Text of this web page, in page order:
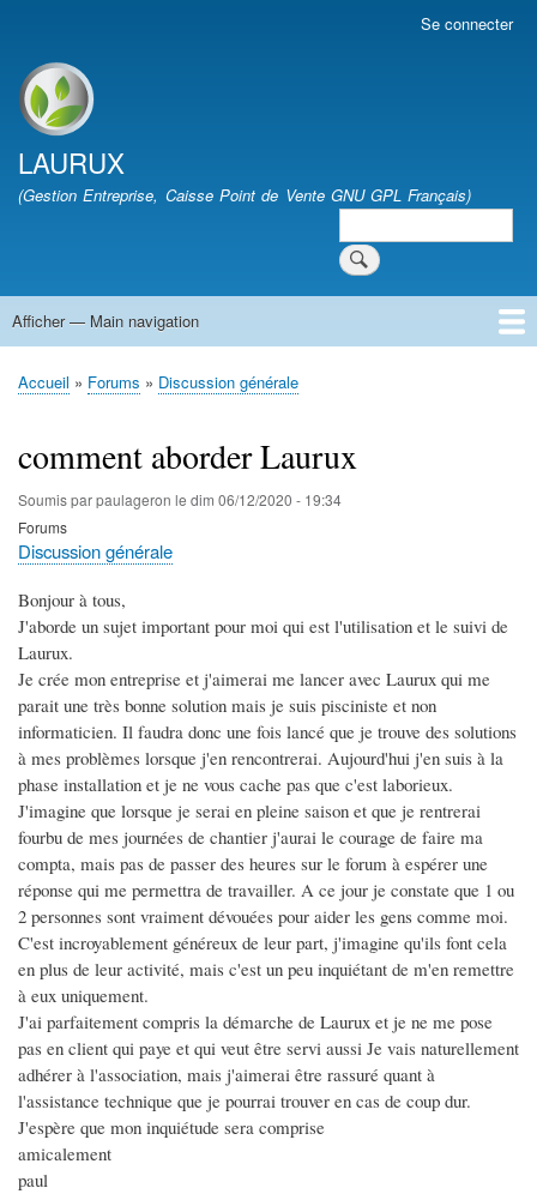
account
menu
Se connecter
Site branding
LAURUX
(Gestion Entreprise, Caisse Point de Vente GNU GPL Français)
Search
Main
Afficher — Main navigation
Accueil
Quoi de Neuf
Téléchargement
FAQ
Documentation
Développement
Forum
Vie Associative
Fil
Accueil Forums Discussion générale
comment aborder Laurux
Soumis parpaulageron le dim 06/12/2020 - 19:34
Forums
Discussion générale
Bonjour à tous,
J'aborde un sujet important pour moi qui est l'utilisation et le suivi de
Laurux.
Je crée mon entreprise et j'aimerai me lancer avec Laurux qui me
parait une très bonne solution mais je suis pisciniste et non
informaticien. Il faudra donc une fois lancé que je trouve des solutions
à mes problèmes lorsque j'en rencontrerai. Aujourd'hui j'en suis à la
phase installation et je ne vous cache pas que c'est laborieux.
J'imagine que lorsque je serai en pleine saison et que je rentrerai
fourbu de mes journées de chantier j'aurai le courage de faire ma
compta, mais pas de passer des heures sur le forum à espérer une
réponse qui me permettra de travailler. A ce jour je constate que 1 ou
2 personnes sont vraiment dévouées pour aider les gens comme moi.
C'est incroyablement généreux de leur part, j'imagine qu'ils font cela
en plus de leur activité, mais c'est un peu inquiétant de m'en remettre
à eux uniquement.
J'ai parfaitement compris la démarche de Laurux et je ne me pose
pas en client qui paye et qui veut être servi aussi Je vais naturellement
adhérer à l'association, mais j'aimerai être rassuré quant à
l'assistance technique que je pourrai trouver en cas de coup dur.
J'espère que mon inquiétude sera comprise
amicalement
paul